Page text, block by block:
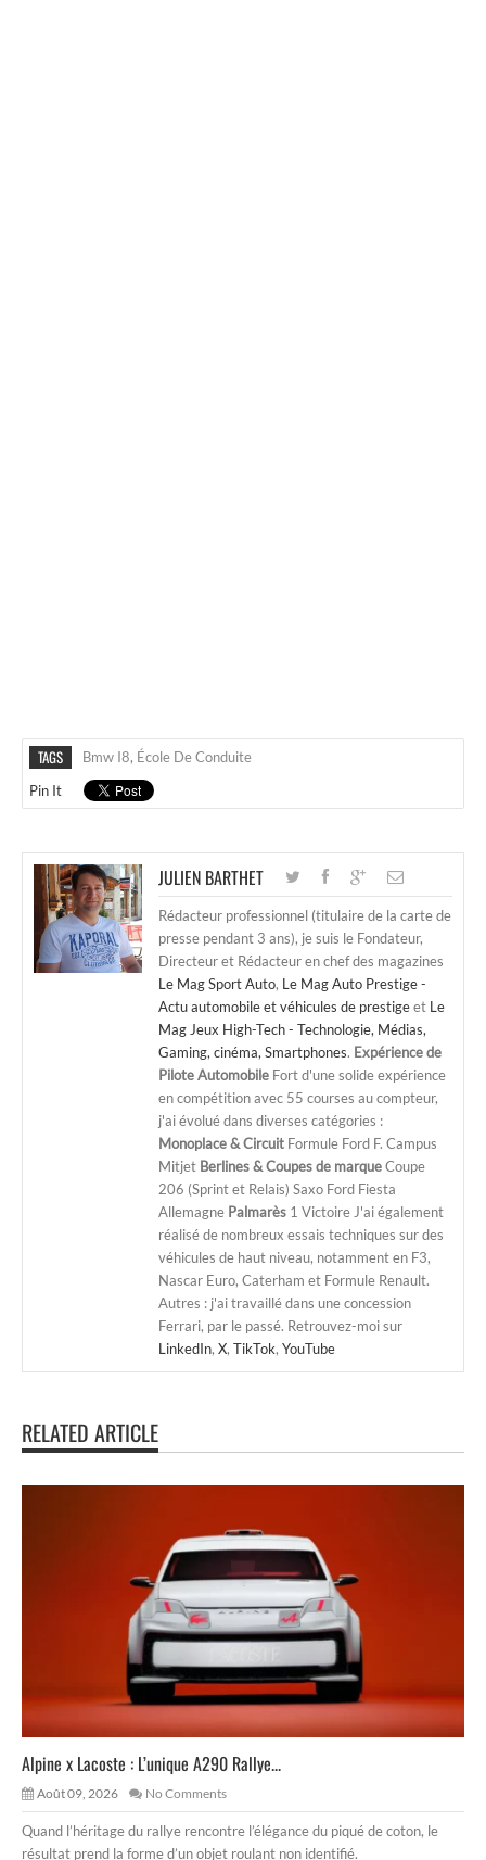
TAGS Bmw I8, École De Conduite
Pin It
JULIEN BARTHET
Rédacteur professionnel (titulaire de la carte de
presse pendant 3 ans), je suis le Fondateur,
Directeur et Rédacteur en chef des magazines
Le Mag Sport Auto, Le Mag Auto Prestige -
Actu automobile et véhicules de prestigeet Le
Mag Jeux High-Tech - Technologie, Médias,
Gaming, cinéma, Smartphones. Expérience de
Pilote Automobile Fort d'une solide expérience
en compétition avec 55 courses au compteur,
j'ai évolué dans diverses catégories :
Monoplace & Circuit Formule Ford F. Campus
Mitjet Berlines & Coupes de marqueCoupe
206 (Sprint et Relais) Saxo Ford Fiesta
Allemagne Palmarès 1 Victoire J'ai également
réalisé de nombreux essais techniques sur des
véhicules de haut niveau, notamment en F3,
Nascar Euro, Caterham et Formule Renault.
Autres : j'ai travaillé dans une concession
Ferrari, par le passé. Retrouvez-moi sur
LinkedIn, X, TikTok, YouTube
RELATED ARTICLE
Alpine x Lacoste : L’unique A290 Rallye...
Août 09, 2026 No Comments
Quand l’héritage du rallye rencontre l’élégance du piqué de coton, le
résultat prend la forme d’un objet roulant non identifié.